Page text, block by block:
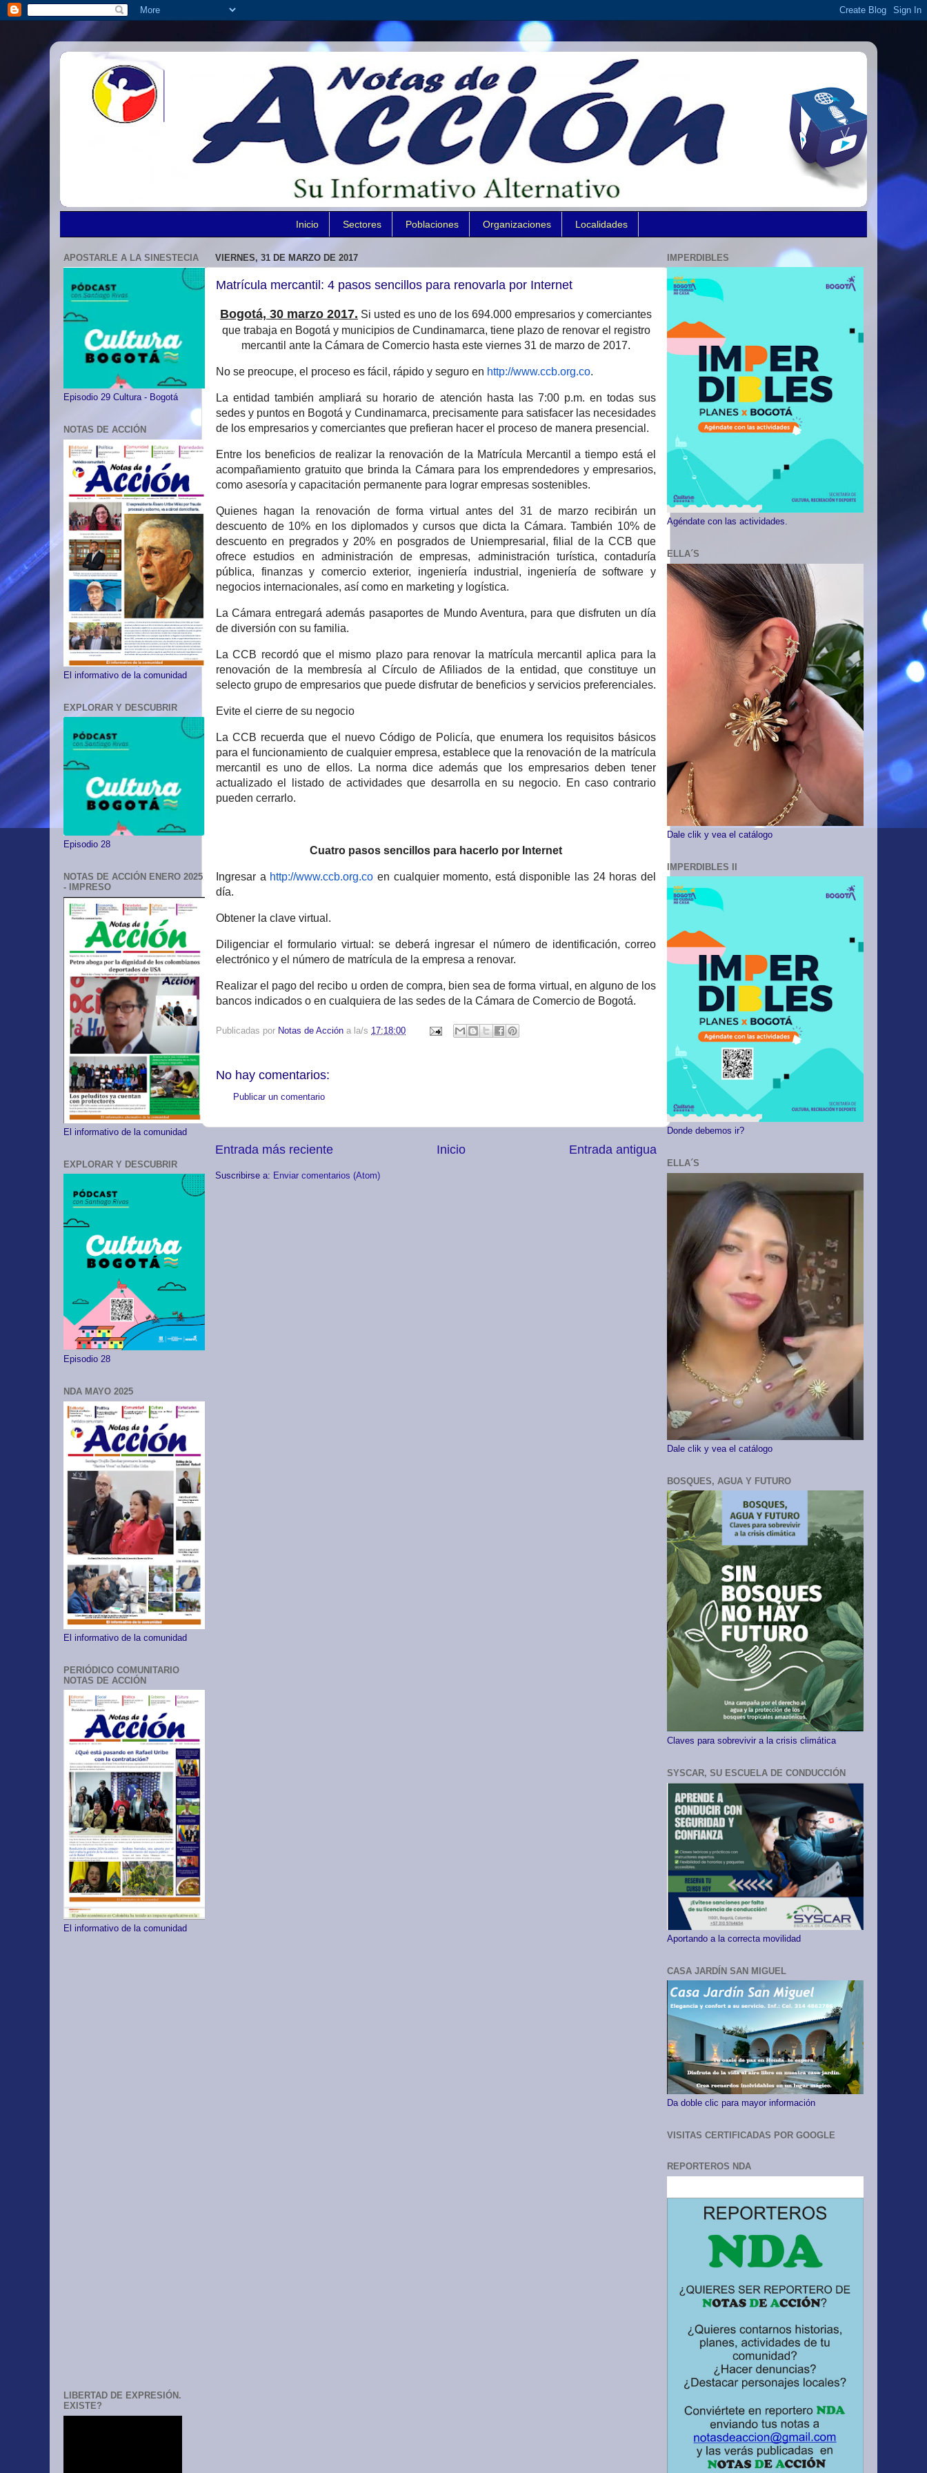
Inicio Sectores Poblaciones Organizaciones Localidades
VIERNES, 31 DE MARZO DE 2017
Matrícula mercantil: 4 pasos sencillos para renovarla por Internet
Bogotá, 30 marzo 2017. Si usted es uno de los 694.000 empresarios y comerciantes
que trabaja en Bogotá y municipios de Cundinamarca, tiene plazo de renovar el registro
mercantil ante la Cámara de Comercio hasta este viernes 31 de marzo de 2017.
No se preocupe, el proceso es fácil, rápido y seguro en http://www.ccb.org.co.
La entidad también ampliará su horario de atención hasta las 7:00 p.m. en todas sus
sedes y puntos en Bogotá y Cundinamarca, precisamente para satisfacer las necesidades
de los empresarios y comerciantes que prefieran hacer el proceso de manera presencial.
Entre los beneficios de realizar la renovación de la Matrícula Mercantil a tiempo está el
acompañamiento gratuito que brinda la Cámara para los emprendedores y empresarios,
como asesoría y capacitación permanente para lograr empresas sostenibles.
Quienes hagan la renovación de forma virtual antes del 31 de marzo recibirán un
descuento de 10% en los diplomados y cursos que dicta la Cámara. También 10% de
descuento en pregrados y 20% en posgrados de Uniempresarial, filial de la CCB que
ofrece estudios en administración de empresas, administración turística, contaduría
pública, finanzas y comercio exterior, ingeniería industrial, ingeniería de software y
negocios internacionales, así como en marketing y logística.
La Cámara entregará además pasaportes de Mundo Aventura, para que disfruten un día
de diversión con su familia.
La CCB recordó que el mismo plazo para renovar la matrícula mercantil aplica para la
renovación de la membresía al Círculo de Afiliados de la entidad, que constituye un
selecto grupo de empresarios que puede disfrutar de beneficios y servicios preferenciales.
Evite el cierre de su negocio
La CCB recuerda que el nuevo Código de Policía, que enumera los requisitos básicos
para el funcionamiento de cualquier empresa, establece que la renovación de la matrícula
mercantil es uno de ellos. La norma dice además que los empresarios deben tener
actualizado el listado de actividades que desarrolla en su negocio. En caso contrario
pueden cerrarlo.
Cuatro pasos sencillos para hacerlo por Internet
Ingresar a http://www.ccb.org.co en cualquier momento, está disponible las 24 horas del
día.
Obtener la clave virtual.
Diligenciar el formulario virtual: se deberá ingresar el número de identificación, correo
electrónico y el número de matrícula de la empresa a renovar.
Realizar el pago del recibo u orden de compra, bien sea de forma virtual, en alguno de los
bancos indicados o en cualquiera de las sedes de la Cámara de Comercio de Bogotá.
Publicadas por Notas de Acción a la/s 17:18:00
No hay comentarios:
Publicar un comentario
Entrada más reciente Entrada antigua
Inicio
Suscribirse a: Enviar comentarios (Atom)
APOSTARLE A LA SINESTECIA
Episodio 29 Cultura - Bogotá
NOTAS DE ACCIÓN
El informativo de la comunidad
EXPLORAR Y DESCUBRIR
Episodio 28
NOTAS DE ACCIÓN ENERO 2025
- IMPRESO
El informativo de la comunidad
EXPLORAR Y DESCUBRIR
Episodio 28
NDA MAYO 2025
El informativo de la comunidad
PERIÓDICO COMUNITARIO
NOTAS DE ACCIÓN
El informativo de la comunidad
LIBERTAD DE EXPRESIÓN.
EXISTE?
IMPERDIBLES
Agéndate con las actividades.
ELLA´S
Dale clik y vea el catálogo
IMPERDIBLES II
Donde debemos ir?
ELLA´S
Dale clik y vea el catálogo
BOSQUES, AGUA Y FUTURO
Claves para sobrevivir a la crisis climática
SYSCAR, SU ESCUELA DE CONDUCCIÓN
Aportando a la correcta movilidad
CASA JARDÍN SAN MIGUEL
Da doble clic para mayor información
VISITAS CERTIFICADAS POR GOOGLE
REPORTEROS NDA